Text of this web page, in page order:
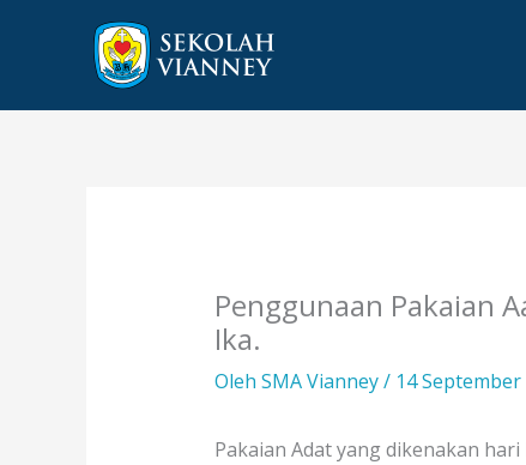
Penggunaan Pakaian
Ika.
Oleh SMA Vianney/ 14 September
Pakaian Adat yang dikenakan